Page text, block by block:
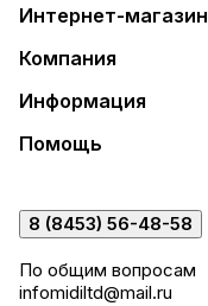
Интернет-магазин
Компания
Информация
Помощь
8 (8453) 56-48-58
По общим вопросам
infomidiltd@mail.ru